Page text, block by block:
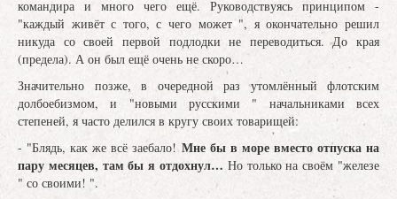
командира и много чего ещё. Руководствуясь принципом -
"каждый живёт с того, с чего может ", я окончательно решил
никуда со своей первой подлодки не переводиться. До края
(предела). А он был ещё очень не скоро…
Значительно позже, в очередной раз утомлённый флотским
долбоебизмом, и "новыми русскими " начальниками всех
степеней, я часто делился в кругу своих товарищей:
- "Блядь, как же всё заебало! Мне бы в море вместо отпуска на
пару месяцев, там бы я отдохнул… Но только на своём "железе
" со своими! ".